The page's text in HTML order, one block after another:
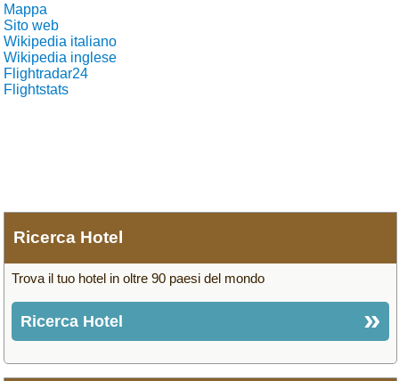
Mappa
Sito web
Wikipedia italiano
Wikipedia inglese
Flightradar24
Flightstats
Ricerca Hotel
Trova il tuo hotel in oltre 90 paesi del mondo
Ricerca Hotel